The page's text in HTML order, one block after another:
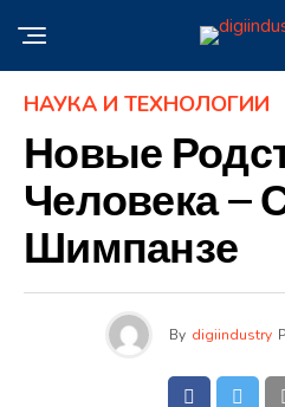
НАУКА И ТЕХНОЛОГИИ
Новые
Человека —
Шимпанзе
By digiindustry